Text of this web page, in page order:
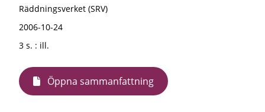
Räddningsverket (SRV)
2006-10-24
3 s. : ill.
Öppna sammanfattning